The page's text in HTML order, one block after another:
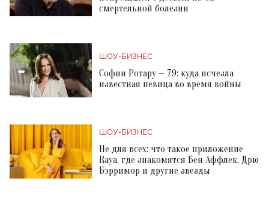
смертельной болезни
ШОУ-БИЗНЕС
Софии Ротару — 79: куда исчезла
известная певица во время войны
ШОУ-БИЗНЕС
Не для всех: что такое приложение
Raya, где знакомятся Бен Аффлек, Дрю
Бэрримор и другие звезды